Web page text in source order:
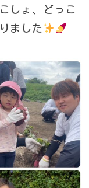
しょ、どっこ
ました